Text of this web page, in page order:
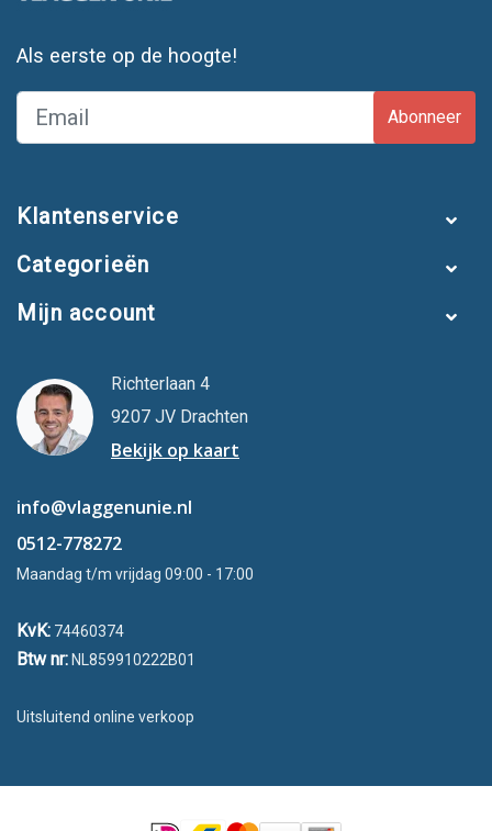
Als eerste op de hoogte!
Abonneer
Klantenservice
Categorieën
Mijn account
Richterlaan 4
9207 JV Drachten
Bekijk op kaart
info@vlaggenunie.nl
0512-778272
Maandag t/m vrijdag 09:00 - 17:00
KvK: 74460374
Btw nr: NL859910222B01
Uitsluitend online verkoop